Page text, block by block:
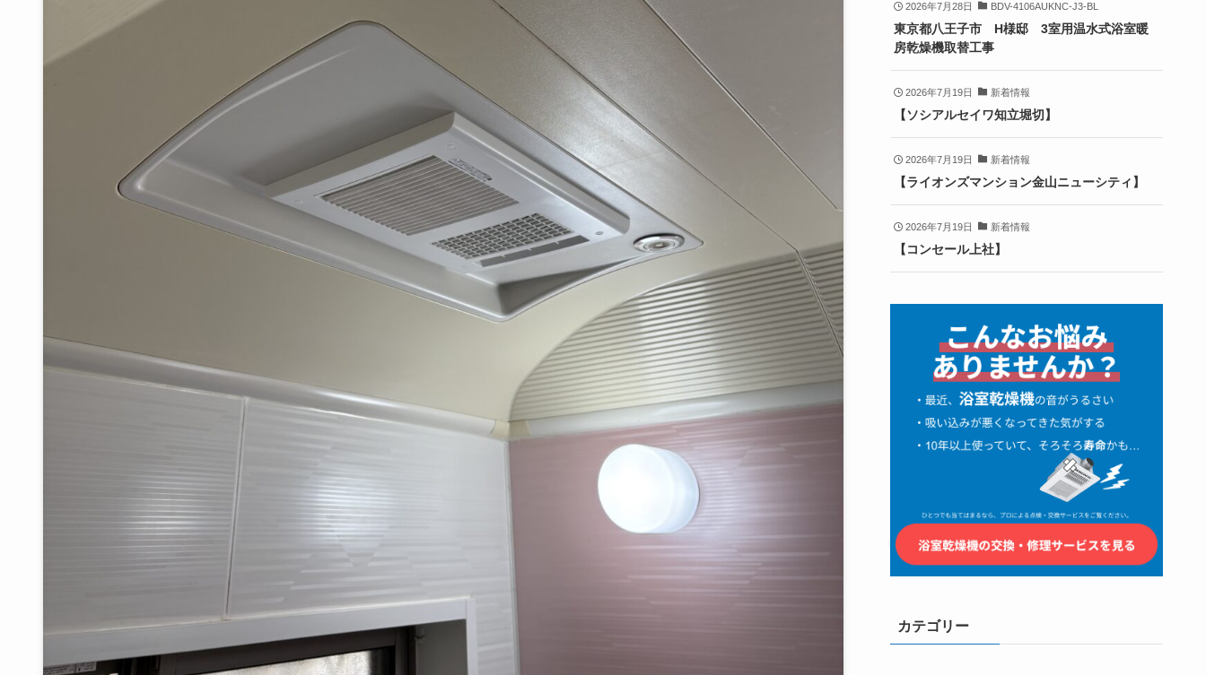
2026年7月28日 BDV-4106AUKNC-J3-BL
東京都八王子市 H様邸 3室用温水式浴室暖
房乾燥機取替工事
2026年7月19日 新着情報
【ソシアルセイワ知立堀切】
2026年7月19日 新着情報
【ライオンズマンション金山ニューシティ】
2026年7月19日 新着情報
【コンセール上社】
カテゴリー